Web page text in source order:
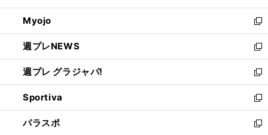
開
く
ウ
で
開
く
ン
ド
ウ
で
開
く
ウ
ィ
ン
ド
ウ
で
開
く
Myojo
新
し
い
ウ
ィ
ン
ド
ウ
で
週プレNEWS
新
し
い
ウ
ィ
ン
ド
週プレ グラジャパ!
新
し
い
ウ
ィ
Sportiva
新
し
い
パラスポ
新